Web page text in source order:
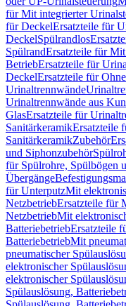
für Mit integrierter
für DeckelErsatzteile für
DeckelSpülrandlos
SpülrandErsatzteile für
BetriebErsatzteile für
DeckelErsatzteile für
Urinaltrennwände
Urinaltrennwände aus
GlasErsatzteile für
SanitärkeramikErsatzteile
SanitärkeramikZubehör
und Siphonzubehör
für Spülrohre, Spülbögen
Übergänge
für UnterputzMit
NetzbetriebErsatzteile für
NetzbetriebMit
BatteriebetriebErsatzteile
BatteriebetriebMit
pneumatischer
elektronischer
elektronischer
Spülauslösung,